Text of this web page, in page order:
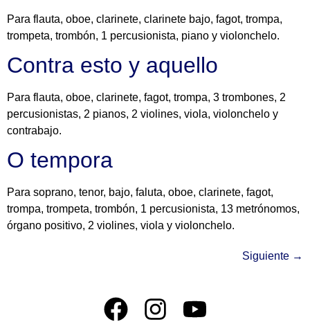
Para flauta, oboe, clarinete, clarinete bajo, fagot, trompa,
trompeta, trombón, 1 percusionista, piano y violonchelo.
Contra esto y aquello
Para flauta, oboe, clarinete, fagot, trompa, 3 trombones, 2
percusionistas, 2 pianos, 2 violines, viola, violonchelo y
contrabajo.
O tempora
Para soprano, tenor, bajo, faluta, oboe, clarinete, fagot,
trompa, trompeta, trombón, 1 percusionista, 13 metrónomos,
órgano positivo, 2 violines, viola y violonchelo.
Siguiente →